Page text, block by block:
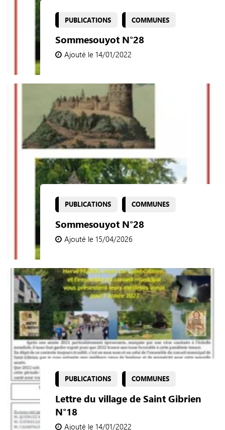
PUBLICATIONS COMMUNES
Sommesouyot N°28
Ajouté le 14/01/2022
PUBLICATIONS COMMUNES
Sommesouyot N°28
Ajouté le 15/04/2026
PUBLICATIONS COMMUNES
Lettre du village de Saint Gibrien
N°18
Ajouté le 14/01/2022